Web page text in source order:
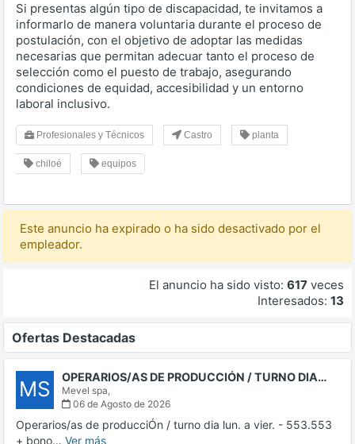
Si presentas algún tipo de discapacidad, te invitamos a
informarlo de manera voluntaria durante el proceso de
postulación, con el objetivo de adoptar las medidas
necesarias que permitan adecuar tanto el proceso de
selección como el puesto de trabajo, asegurando
condiciones de equidad, accesibilidad y un entorno
laboral inclusivo.
Profesionales y Técnicos Castro planta
chiloé equipos
Este anuncio ha expirado o ha sido desactivado por el
empleador.
El anuncio ha sido visto: 617 veces
Interesados: 13
Ofertas Destacadas
MS OPERARIOS/AS DE PRODUCCIÓN / TURNO DIA…
Mevel spa,
06 de Agosto de 2026
Operarios/as de producciÓn / turno dia lun. a vier. - 553.553
+ bono… Ver más